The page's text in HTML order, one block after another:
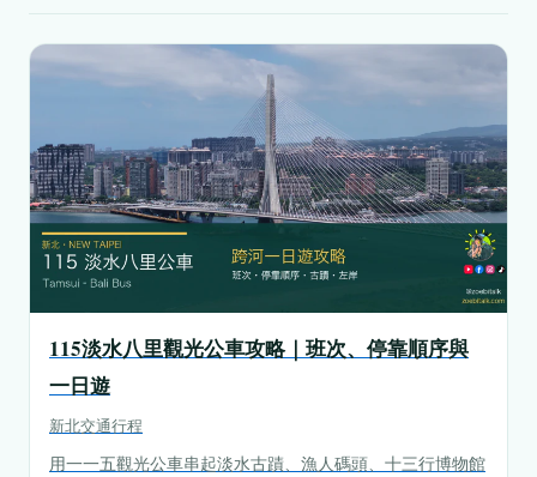
115淡水八里觀光公車攻略｜班次、停靠順序與
一日遊
新北交通行程
用一一五觀光公車串起淡水古蹟、漁人碼頭、十三行博物館